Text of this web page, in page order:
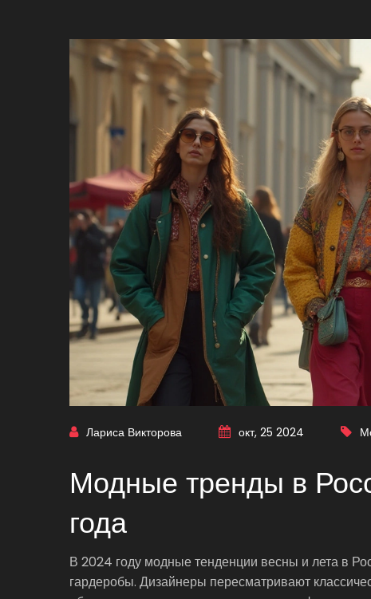
Лариса Викторова окт, 25 2024
Модные тренды в
года
В 2024 году модные тенденции весны и лета в
гардеробы. Дизайнеры пересматривают